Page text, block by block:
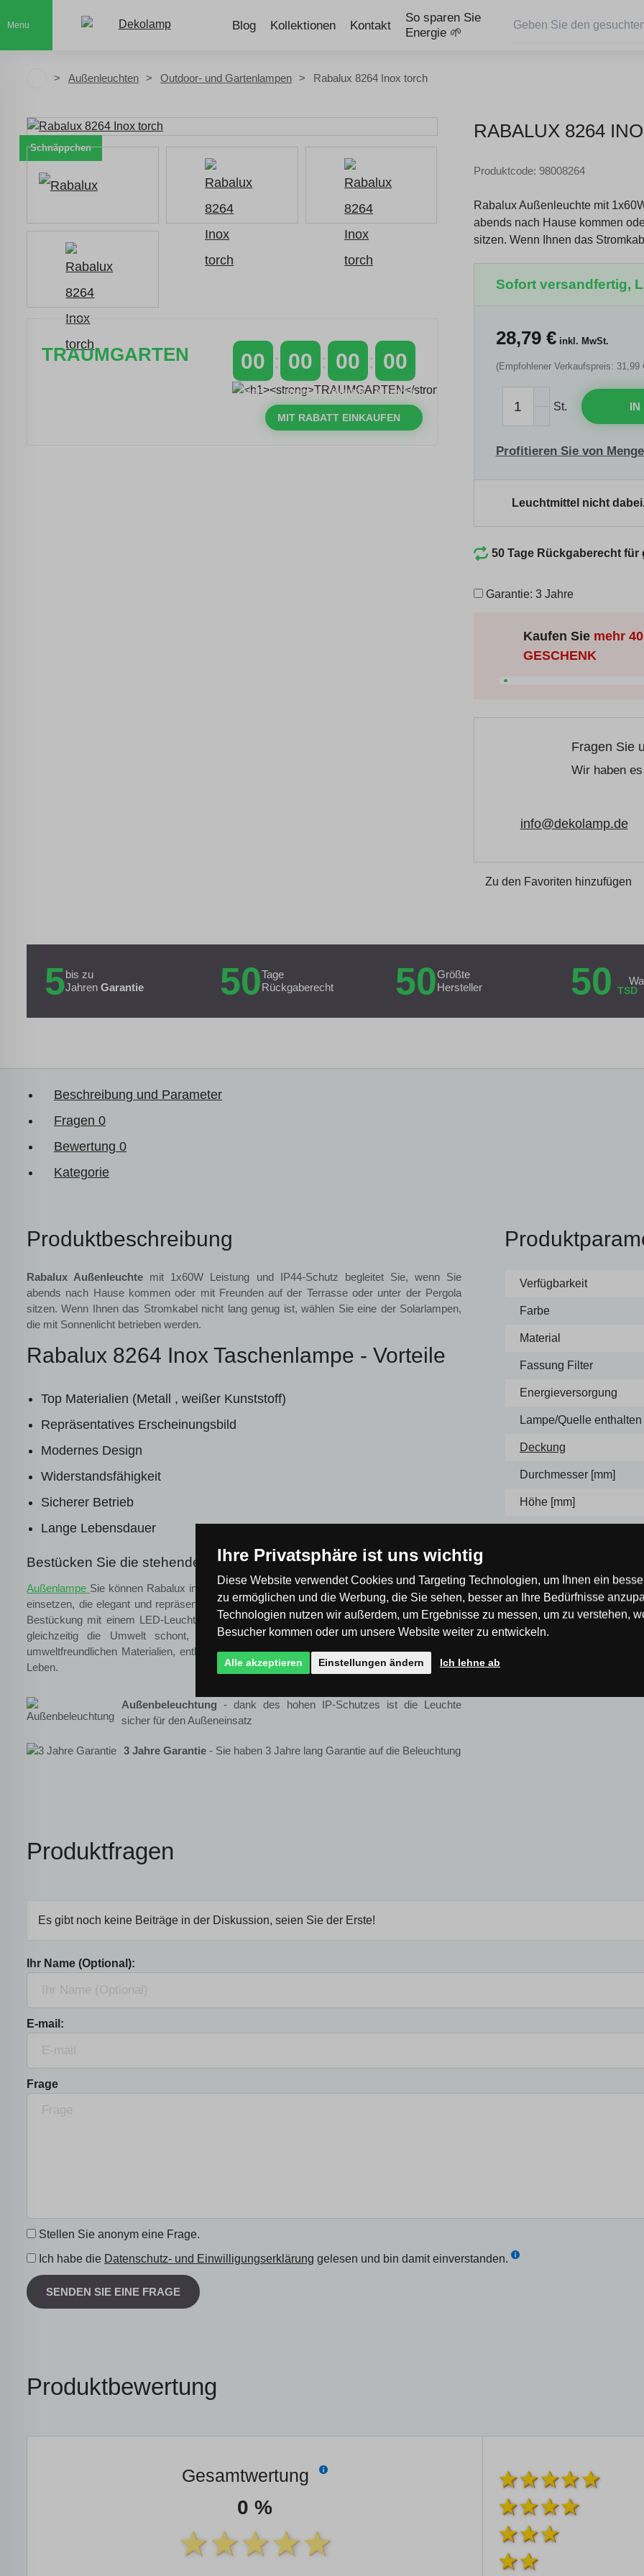
Menu Blog Kollektionen Kontakt
So sparen Sie
Energie 🌱
Außenleuchten Outdoor- und Gartenlampen Rabalux 8264 Inox torch
RABALUX 8264
Schnäppchen
TRAUMGARTEN 00
TAGE
00
STUNDEN
00
MINUTEN
00
SEKUNDEN
MIT RABATT EINKAUFEN
Produktcode: 98008264
Rabalux Außenleuchte mit
abends nach Hause kommen
sitzen. Wenn Ihnen das
Sofort versandfertig,
28,79€inkl. MwSt.
(Empfohlener Verkaufspreis: 31,99
St. IN
Profitieren Sie von
Leuchtmittel nicht
50 Tage Rückgaberecht für
Garantie: 3 Jahre
Kaufen Sie mehr
GESCHENK
Fragen Sie
Wir haben
info@dekolamp.de
Zu den Favoriten hinzufügen
5bis zu
Jahren Garantie 50Tage
Rückgaberecht
50Größte
Hersteller
50 TSD
Beschreibung und Parameter
Fragen 0
Bewertung 0
Kategorie
Produktbeschreibung
Rabalux Außenleuchte mit 1x60W Leistung und IP44-Schutz begleitet Sie, wenn Sie
abends nach Hause kommen oder mit Freunden auf der Terrasse oder unter der Pergola
sitzen. Wenn Ihnen das Stromkabel nicht lang genug ist, wählen Sie eine der Solarlampen,
die mit Sonnenlicht betrieben werden.
Rabalux 8264 Inox Taschenlampe - Vorteile
Top Materialien (Metall , weißer Kunststoff)
Repräsentatives Erscheinungsbild
Modernes Design
Widerstandsfähigkeit
Sicherer Betrieb
Lange Lebensdauer
Bestücken Sie die stehende Außenlampe mit einem LED-Leuchtmittel
Außenlampe Sie können Rabalux in der Farbe Edelstahl in allen modernen Außenbereichen
einsetzen, die elegant und repräsentativ gestaltet werden sollen. Selbstverständlich ist eine
Bestückung mit einem LED-Leuchtmittel möglich, was den Stromverbrauch minimiert und
gleichzeitig die Umwelt schont, denn LED-Leuchtmittel bestehen aus recycelbaren,
umweltfreundlichen Materialien, enthalten keine Schadstoffe und sind sehr langlebig langes
Leben.
Außenbeleuchtung - dank des hohen IP-Schutzes ist die Leuchte
sicher für den Außeneinsatz
3 Jahre Garantie - Sie haben 3 Jahre lang Garantie auf die Beleuchtung
Verfügbarkeit
Farbe
Material
Fassung Filter
Energieversorgung
Lampe/Quelle enthalten
Deckung
Durchmesser [mm]
Höhe [mm]
Produktfragen
Es gibt noch keine Beiträge in der Diskussion, seien Sie der Erste!
Ihr Name (Optional):
E-mail:
Frage
Stellen Sie anonym eine Frage.
Ich habe die Datenschutz- und Einwilligungserklärung gelesen und bin damit einverstanden.
SENDEN SIE EINE FRAGE
Produktbewertung
Gesamtwertung
0 %
Ihre Privatsphäre ist uns wichtig
Diese Website verwendet Cookies und Targeting Technologien, um Ihnen ein
zu ermöglichen und die Werbung, die Sie sehen, besser an Ihre Bedürfnisse
Technologien nutzen wir außerdem, um Ergebnisse zu messen, um zu verstehen,
Besucher kommen oder um unsere Website weiter zu entwickeln.
Alle akzeptieren Einstellungen ändern Ich lehne ab